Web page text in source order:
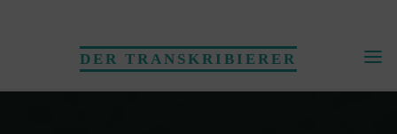
DER TRANSKRIBIERER